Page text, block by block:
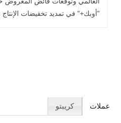
"أوبك+" في تمديد تخفيضات
عملات كريبتو